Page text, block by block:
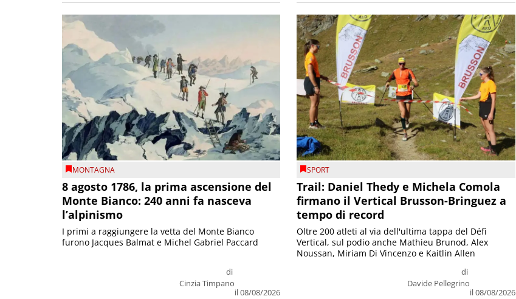
MONTAGNA
8 agosto 1786, la prima ascensione del
Monte Bianco: 240 anni fa nasceva
l’alpinismo
di
Cinzia Timpano
il 08/08/2026
I primi a raggiungere la vetta del Monte Bianco
furono Jacques Balmat e Michel Gabriel Paccard
SPORT
Trail: Daniel Thedy e Michela Comola
firmano il Vertical Brusson-Bringuez a
tempo di record
di
Davide Pellegrino
il 08/08/2026
Oltre 200 atleti al via dell'ultima tappa del Défì
Vertical, sul podio anche Mathieu Brunod, Alex
Noussan, Miriam Di Vincenzo e Kaitlin Allen